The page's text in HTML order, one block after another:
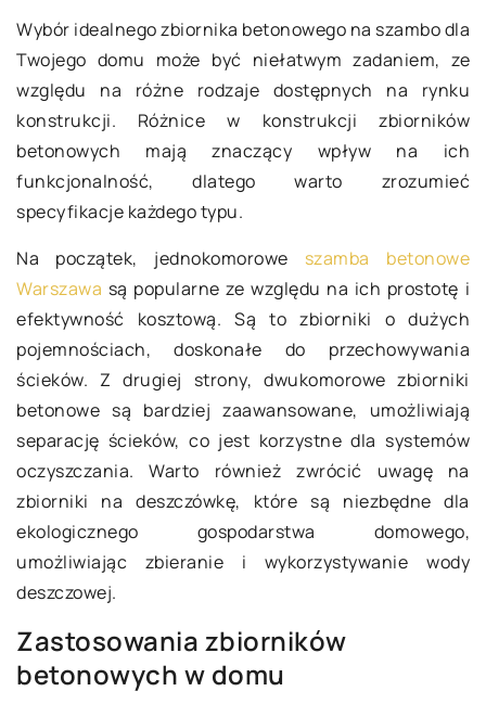
Wybór idealnego zbiornika betonowego na szambo dla
Twojego domu może być niełatwym zadaniem, ze
względu na różne rodzaje dostępnych na rynku
konstrukcji. Różnice w konstrukcji zbiorników
betonowych mają znaczący wpływ na ich
funkcjonalność, dlatego warto zrozumieć
specyfikacje każdego typu.
Na początek, jednokomorowe szamba betonowe
Warszawa są popularne ze względu na ich prostotę i
efektywność kosztową. Są to zbiorniki o dużych
pojemnościach, doskonałe do przechowywania
ścieków. Z drugiej strony, dwukomorowe zbiorniki
betonowe są bardziej zaawansowane, umożliwiają
separację ścieków, co jest korzystne dla systemów
oczyszczania. Warto również zwrócić uwagę na
zbiorniki na deszczówkę, które są niezbędne dla
ekologicznego gospodarstwa domowego,
umożliwiając zbieranie i wykorzystywanie wody
deszczowej.
Zastosowania zbiorników
betonowych w domu